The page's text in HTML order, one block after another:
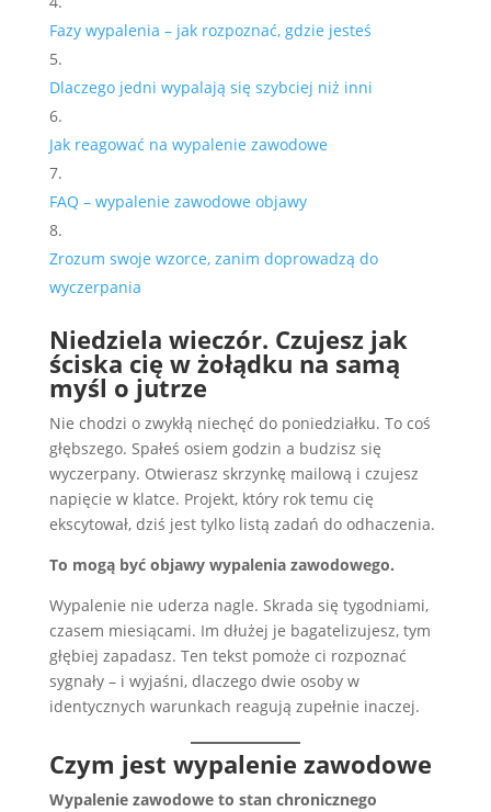
Fazy wypalenia – jak rozpoznać, gdzie jesteś
Dlaczego jedni wypalają się szybciej niż inni
Jak reagować na wypalenie zawodowe
FAQ – wypalenie zawodowe objawy
Zrozum swoje wzorce, zanim doprowadzą do
wyczerpania
Niedziela wieczór. Czujesz jak
ściska cię w żołądku na samą
myśl o jutrze
Nie chodzi o zwykłą niechęć do poniedziałku. To coś
głębszego. Spałeś osiem godzin a budzisz się
wyczerpany. Otwierasz skrzynkę mailową i czujesz
napięcie w klatce. Projekt, który rok temu cię
ekscytował, dziś jest tylko listą zadań do odhaczenia.
To mogą być objawy wypalenia zawodowego.
Wypalenie nie uderza nagle. Skrada się tygodniami,
czasem miesiącami. Im dłużej je bagatelizujesz, tym
głębiej zapadasz. Ten tekst pomoże ci rozpoznać
sygnały – i wyjaśni, dlaczego dwie osoby w
identycznych warunkach reagują zupełnie inaczej.
Czym jest wypalenie zawodowe
Wypalenie zawodowe to stan chronicznego